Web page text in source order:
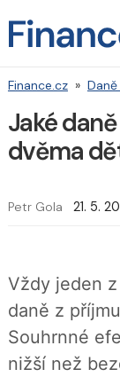
Finance.cz »
Jaké
dvěma
Petr Gola 21. 5.
Vždy jeden
daně z
Souhrnné
nižší než